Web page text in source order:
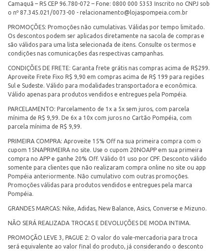
Camaquã – RS CEP 96.780-072 – Fone: 0800 000 5353 Inscrito no CNPJ sob
o nº 87.345.021/0073-00 - relacionamento@lojaspompeia.com.br
PROMOÇÕES: Promoções não cumulativas. Válidas por tempo limitado.
Os descontos podem ser aplicados diretamente na sacola de compras e
são válidos para uma lista selecionada de itens. Consulte os termos e
condições nas comunicações das respectivas campanhas.
CONDIÇÕES DE FRETE: Garanta frete grátis nas compras acima de R$299.
Aproveite Frete Fixo R$ 9,90 em compras acima de R$ 199 para regiões
Sul e Sudeste. Válido para modalidades transportadora e econômica.
Válido apenas para produtos vendidos e entregues pela Pompéia.
PARCELAMENTO: Parcelamento de 1x a 5x sem juros, com parcela
mínima de R$ 9,99. De 6x a 10x com juros no Cartão Pompéia, com
parcela mínima de R$ 9,99.
PRIMEIRA COMPRA: Aproveite 15% Off na sua primeira compra com o
cupom 15NAPRIMEIRA no site. Use o cupom 20NOAPP em sua primeira
compra no APP e ganhe 20% Off. Válido 01 uso por CPF. Desconto válido
somente para clientes que não realizaram compra online no site ou app
Pompéia anteriormente. Não cumulativo com outras promoções.
Promoções válidas para produtos vendidos e entregues pela marca
Pompéia.
GRANDES MARCAS: Nike, Adidas, New Balance, Asics, Converse e Mizuno.
NÃO SERÁ REALIZADA TROCAS E DEVOLUÇÕES DE MODA INTIMA.
PROMOÇÃO LEVE 3, PAGUE 2: O valor do vale-mercadoria para troca
será equivalente ao valor final do produto, já considerando o desconto